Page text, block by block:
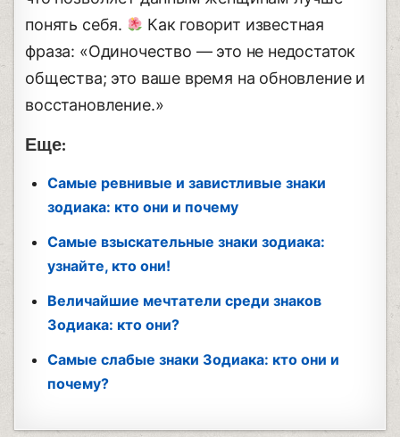
понять себя.
Как говорит известная
фраза: «Одиночество — это не недостаток
общества; это ваше время на обновление и
восстановление.»
Еще:
Самые ревнивые и завистливые знаки
зодиака: кто они и почему
Самые взыскательные знаки зодиака:
узнайте, кто они!
Величайшие мечтатели среди знаков
Зодиака: кто они?
Самые слабые знаки Зодиака: кто они и
почему?